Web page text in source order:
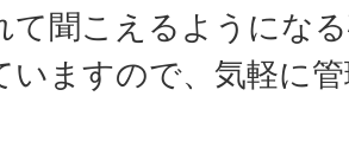
て聞こえるようにな
いますので、気軽に